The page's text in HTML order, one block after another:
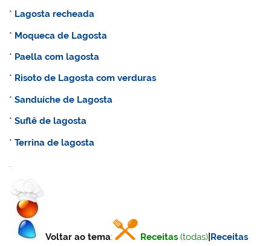
* Lagosta recheada
* Moqueca de Lagosta
* Paella com lagosta
* Risoto de Lagosta com verduras
*Sanduíche de Lagosta
*Suflê de lagosta
*Terrina de lagosta
.
Voltar ao tema: Receitas (todas) Receitas